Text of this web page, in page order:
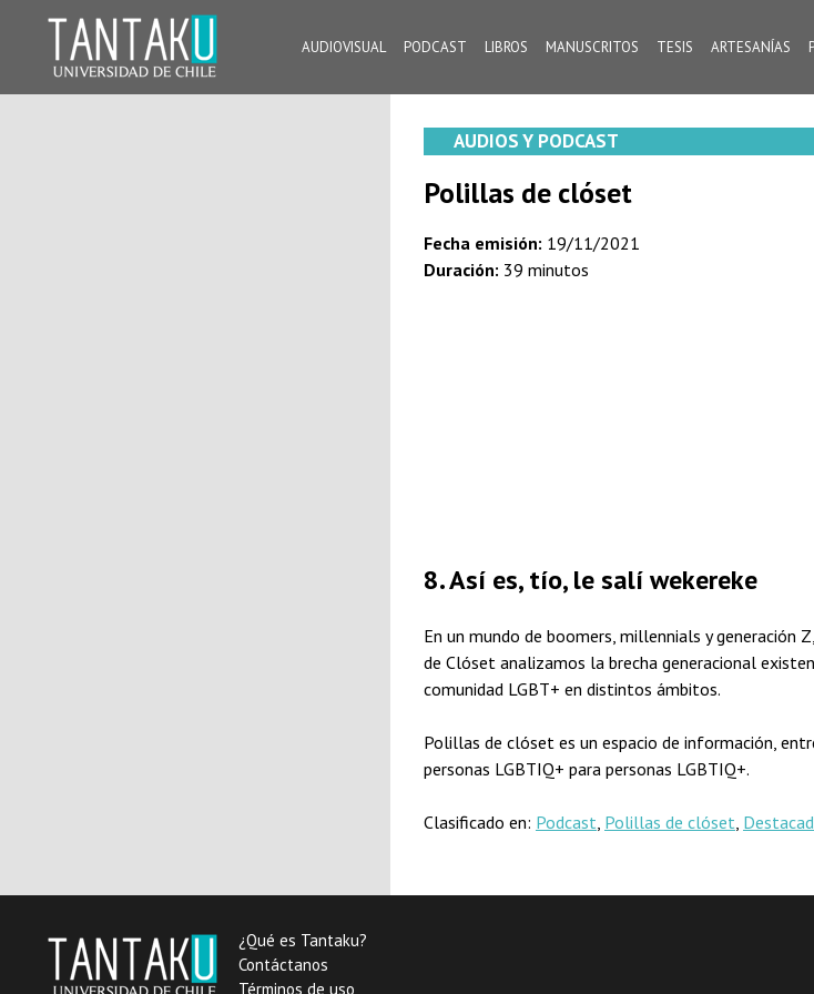
content
AUDIOVISUAL PODCAST LIBROS MANUSCRITOS TESIS ARTESANÍAS
AUDIOS Y PODCAST
Polillas de clóset
Fecha emisión: 19/11/2021
Duración: 39 minutos
8. Así es, tío, le salí wekereke
En un mundo de boomers, millennials y generación
de Clóset analizamos la brecha generacional
comunidad LGBT+ en distintos ámbitos.
Polillas de clóset es un espacio de información,
personas LGBTIQ+ para personas LGBTIQ+.
Clasificado en: Podcast, Polillas de clóset,
¿Qué es Tantaku?
Contáctanos
Términos de uso